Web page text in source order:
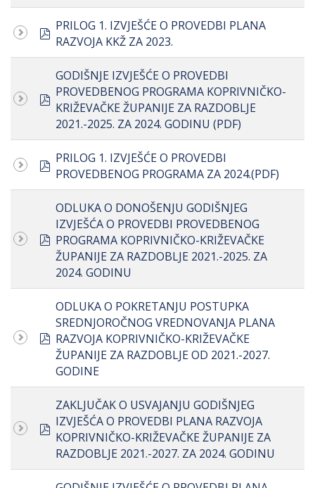
pdf
PRILOG 1. IZVJEŠĆE O PROVEDBI PLANA
RAZVOJA KKŽ ZA 2023.
pdf
GODIŠNJE IZVJEŠĆE O PROVEDBI
PROVEDBENOG PROGRAMA KOPRIVNIČKO-
KRIŽEVAČKE ŽUPANIJE ZA RAZDOBLJE
2021.-2025. ZA 2024. GODINU (PDF)
pdf
PRILOG 1. IZVJEŠĆE O PROVEDBI
PROVEDBENOG PROGRAMA ZA 2024.(PDF)
pdf
ODLUKA O DONOŠENJU GODIŠNJEG
IZVJEŠĆA O PROVEDBI PROVEDBENOG
PROGRAMA KOPRIVNIČKO-KRIŽEVAČKE
ŽUPANIJE ZA RAZDOBLJE 2021.-2025. ZA
2024. GODINU
pdf
ODLUKA O POKRETANJU POSTUPKA
SREDNJOROČNOG VREDNOVANJA PLANA
RAZVOJA KOPRIVNIČKO-KRIŽEVAČKE
ŽUPANIJE ZA RAZDOBLJE OD 2021.-2027.
GODINE
pdf
ZAKLJUČAK O USVAJANJU GODIŠNJEG
IZVJEŠĆA O PROVEDBI PLANA RAZVOJA
KOPRIVNIČKO-KRIŽEVAČKE ŽUPANIJE ZA
RAZDOBLJE 2021.-2027. ZA 2024. GODINU